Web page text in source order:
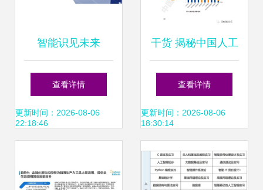
智能识见未来
2019北京国际人工
智能展会聚焦智能
发
查看详情
更新时间：2026-08-06
22:18:46
干货 揭秘中国人工
智能开源软件发展
白皮书2018 ——
AI应用软件开发的
关键解读
查看详情
更新时间：2026-08-06
18:30:14